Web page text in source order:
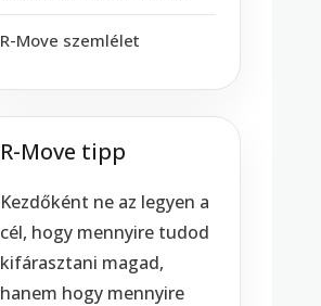
R-Move szemlélet
R-Move tipp
Kezdőként ne az legyen a
cél, hogy mennyire tudod
kifárasztani magad,
hanem hogy mennyire